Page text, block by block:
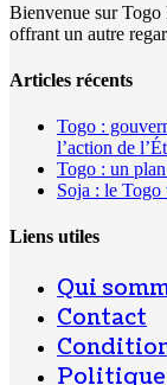
Bienvenue sur Togo
offrant un autre
Articles récents
Togo :
l’action de
Togo : un
Soja : le Togo
Liens utiles
Qui
Contact